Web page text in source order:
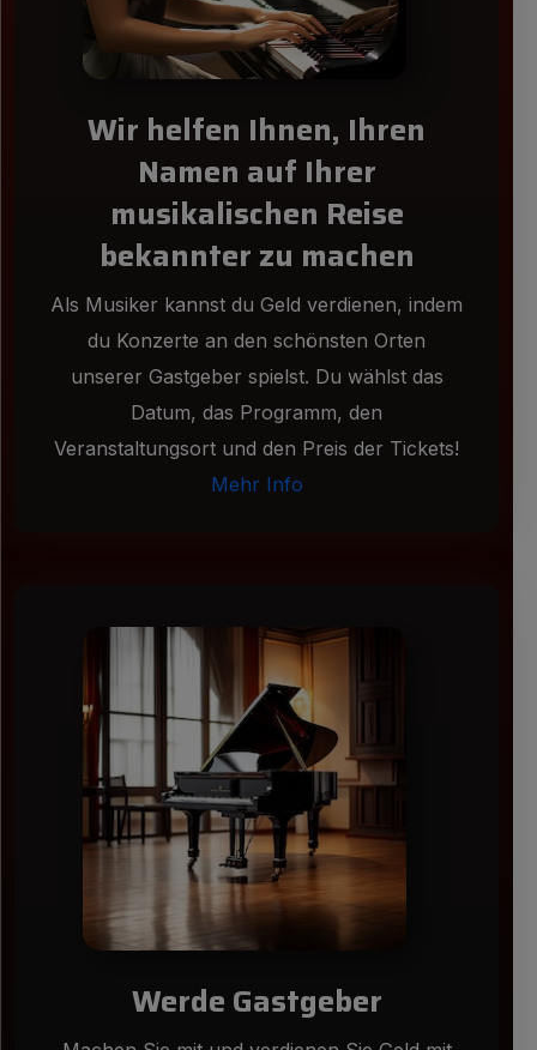
Wir helfen Ihnen, Ihren
Namen auf Ihrer
musikalischen Reise
bekannter zu machen
Als Musiker kannst du Geld verdienen, indem
du Konzerte an den schönsten Orten
unserer Gastgeber spielst. Du wählst das
Datum, das Programm, den
Veranstaltungsort und den Preis der Tickets!
Mehr Info
Werde Gastgeber